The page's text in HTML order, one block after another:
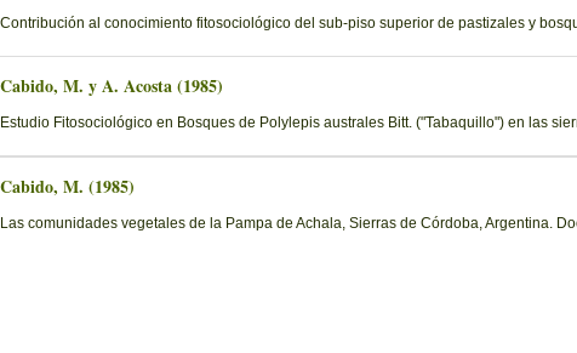
Contribución al conocimiento fitosociológico del sub-piso superior de pastizales y
Cabido, M. y A. Acosta (1985)
Estudio Fitosociológico en Bosques de Polylepis australes Bitt. ("Tabaquillo") en las
Cabido, M. (1985)
Las comunidades vegetales de la Pampa de Achala, Sierras de Córdoba, Argentina.